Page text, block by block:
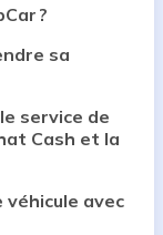
?
sa
service de
Cash et la
avec